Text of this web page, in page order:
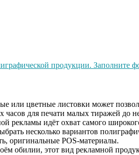
продукции.
или цветные листовки может
часов для печати малых тиражей до
идёт охват самого
несколько вариантов
оригинальные POS-материалы.
обилии, этот вид рекламной